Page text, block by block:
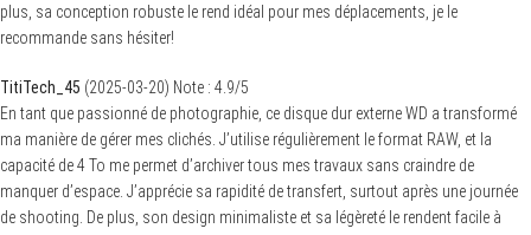
plus, sa conception robuste le rend idéal pour mes déplacements, je le
recommande sans hésiter!
TitiTech_45 (2025-03-20) Note : 4.9/5
En tant que passionné de photographie, ce disque dur externe WD a transformé
ma manière de gérer mes clichés. J’utilise régulièrement le format RAW, et la
capacité de 4 To me permet d’archiver tous mes travaux sans craindre de
manquer d’espace. J’apprécie sa rapidité de transfert, surtout après une journée
de shooting. De plus, son design minimaliste et sa légèreté le rendent facile à